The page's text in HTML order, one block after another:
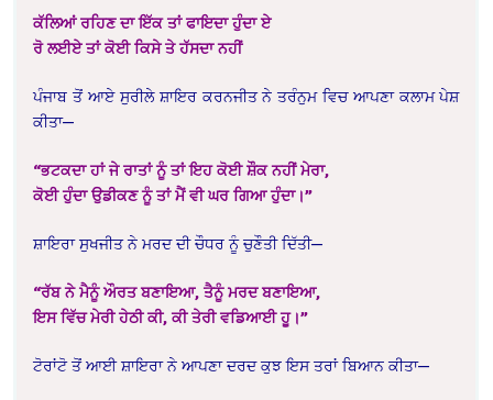
ਕੱਲਿਆਂ ਰਹਿਣ ਦਾ ਇੱਕ ਤਾਂ ਫਾਇਦਾ ਹੁੰਦਾ ਏ
ਰੋ ਲਈਏ ਤਾਂ ਕੋਈ ਕਿਸੇ ਤੇ ਹੱਸਦਾ ਨਹੀਂ
ਪੰਜਾਬ ਤੋਂ ਆਏ ਸੁਰੀਲੇ ਸ਼ਾਇਰ ਕਰਨਜੀਤ ਨੇ ਤਰੰਨੁਮ ਵਿਚ ਆਪਣਾ ਕਲਾਮ ਪੇਸ਼
ਕੀਤਾ—
“ਭਟਕਦਾ ਹਾਂ ਜੇ ਰਾਤਾਂ ਨੂੰ ਤਾਂ ਇਹ ਕੋਈ ਸ਼ੌਕ ਨਹੀਂ ਮੇਰਾ,
ਕੋਈ ਹੁੰਦਾ ਉਡੀਕਣ ਨੂੰ ਤਾਂ ਮੈਂ ਵੀ ਘਰ ਗਿਆ ਹੁੰਦਾ।”
ਸ਼ਾਇਰਾ ਸੁਖਜੀਤ ਨੇ ਮਰਦ ਦੀ ਚੌਧਰ ਨੂੰ ਚੁਣੌਤੀ ਦਿੱਤੀ—
“ਰੱਬ ਨੇ ਮੈਨੂੰ ਔਰਤ ਬਣਾਇਆ, ਤੈਨੂੰ ਮਰਦ ਬਣਾਇਆ,
ਇਸ ਵਿੱਚ ਮੇਰੀ ਹੇਠੀ ਕੀ, ਕੀ ਤੇਰੀ ਵਡਿਆਈ ਹੂ।”
ਟੋਰਾਂਟੋ ਤੋਂ ਆਈ ਸ਼ਾਇਰਾ ਨੇ ਆਪਣਾ ਦਰਦ ਕੁਝ ਇਸ ਤਰਾਂ ਬਿਆਨ ਕੀਤਾ—